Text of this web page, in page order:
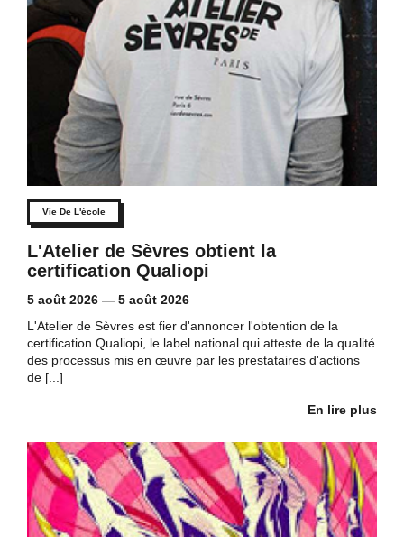
Vie De L'école
L'Atelier de Sèvres obtient la
certification Qualiopi
5 août 2026 — 5 août 2026
L'Atelier de Sèvres est fier d'annoncer l'obtention de la
certification Qualiopi, le label national qui atteste de la qualité
des processus mis en œuvre par les prestataires d'actions
de [...]
En lire plus